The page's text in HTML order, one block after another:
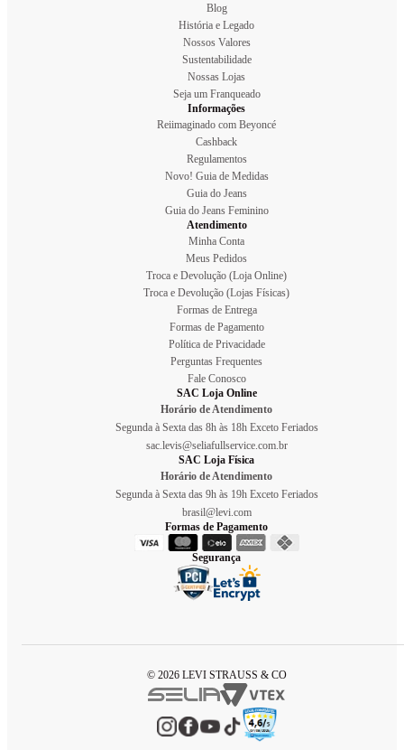
Blog
História e Legado
Nossos Valores
Sustentabilidade
Nossas Lojas
Seja um Franqueado
Informações
Reiimaginado com Beyoncé
Cashback
Regulamentos
Novo! Guia de Medidas
Guia do Jeans
Guia do Jeans Feminino
Atendimento
Minha Conta
Meus Pedidos
Troca e Devolução (Loja Online)
Troca e Devolução (Lojas Físicas)
Formas de Entrega
Formas de Pagamento
Política de Privacidade
Perguntas Frequentes
Fale Conosco
SAC Loja Online
Horário de Atendimento
Segunda à Sexta das 8h às 18h Exceto Feriados
sac.levis@seliafullservice.com.br
SAC Loja Física
Horário de Atendimento
Segunda à Sexta das 9h às 19h Exceto Feriados
brasil@levi.com
Formas de Pagamento
Segurança
© 2026 LEVI STRAUSS & CO